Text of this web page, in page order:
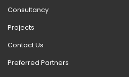
Consultancy
Projects
Contact Us
Preferred Partners